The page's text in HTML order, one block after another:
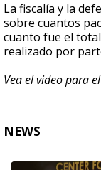
La fiscalía y la
sobre cuantos
cuanto fue el
realizado por
Vea el video para
NEWS